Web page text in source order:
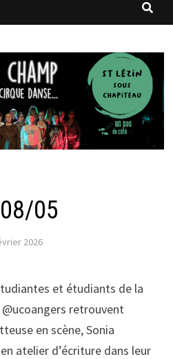
05
2026
et étudiants de la
retrouvent
en scène, Sonia
atelier d’écriture dans leur